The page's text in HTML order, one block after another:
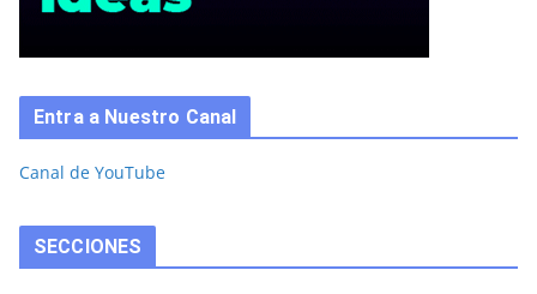
Entra a Nuestro Canal
Canal de YouTube
SECCIONES